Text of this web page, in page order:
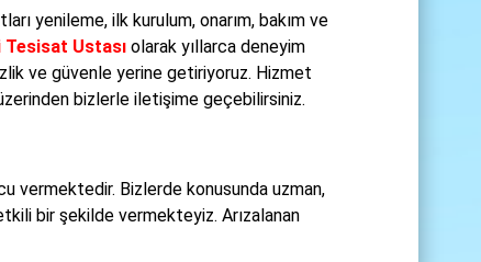
yenileme, ilk kurulum, onarım, bakım ve
Tesisat Ustasıolarak yıllarca deneyim
ve güvenle yerine getiriyoruz. Hizmet
bizlerle iletişime geçebilirsiniz.
vermektedir. Bizlerde konusunda uzman,
bir şekilde vermekteyiz. Arızalanan